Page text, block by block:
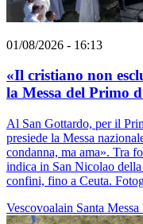
01/08/2026 - 16:13
«Il cristiano non
la Messa del Primo
Al San Gottardo, per il
presiede la Messa
condanna, ma ama». Tra
indica in San Nicolao
confini, fino a Ceuta.
Vescovoalain Santa Messa